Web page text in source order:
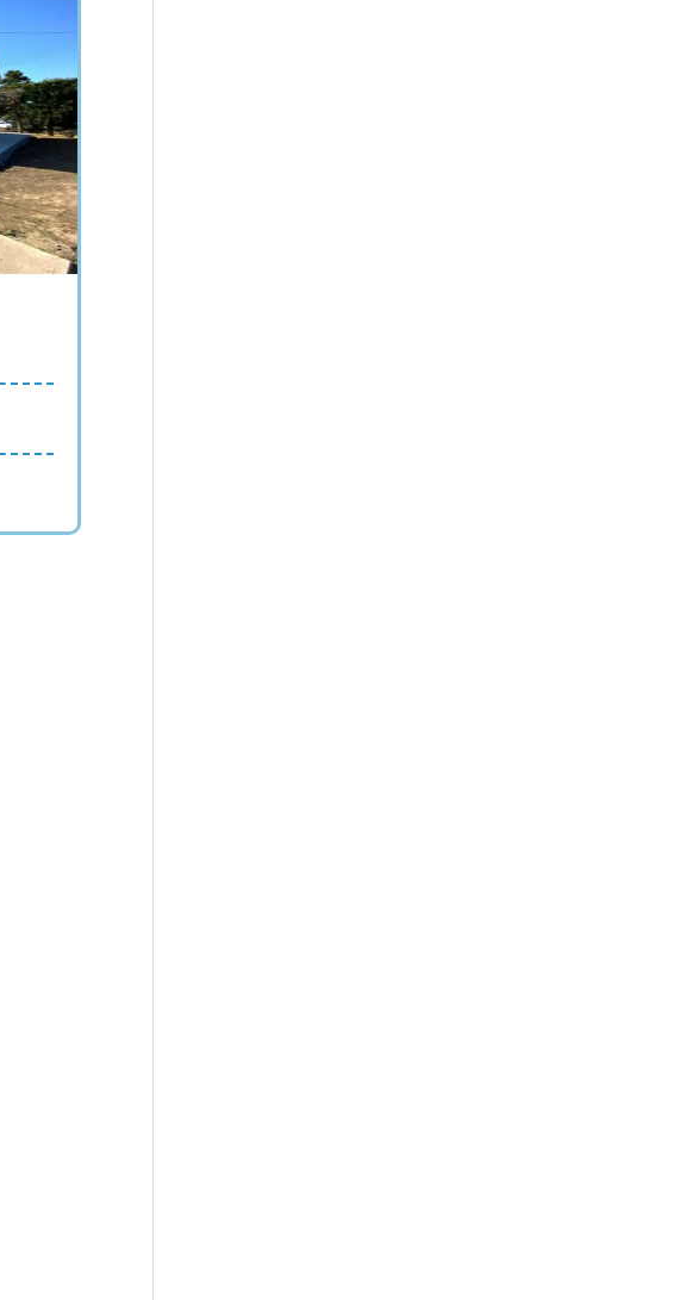
めたら最初にやるべき5つのこと
販売情報
の伝え方